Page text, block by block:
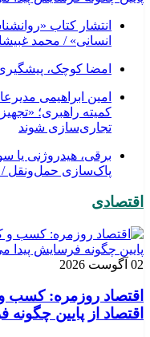
انتشار کتاب
انسانی» / محمد
امضا کوچک،
امین ابراهیمی
کمیته راهبری؛
تجاری‌سازی شوند
برقی، هیدروژنی یا
پاک‌سازی حمل‌ونقل
اقتصادی
02 آگوست 2026
اقتصاد روزمره: کسب‌
اقتصاد از پایین